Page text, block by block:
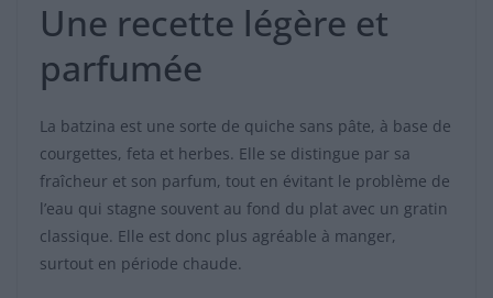
Une recette légère et
parfumée
La batzina est une sorte de quiche sans pâte, à base de
courgettes, feta et herbes. Elle se distingue par sa
fraîcheur et son parfum, tout en évitant le problème de
l’eau qui stagne souvent au fond du plat avec un gratin
classique. Elle est donc plus agréable à manger,
surtout en période chaude.